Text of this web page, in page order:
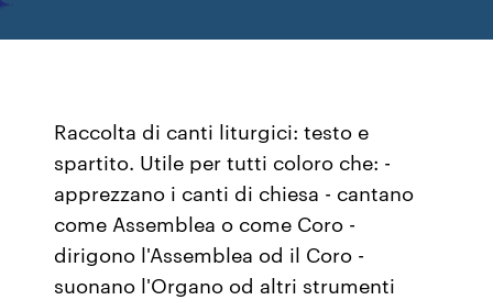
Raccolta di canti liturgici: testo e
spartito. Utile per tutti coloro che: -
apprezzano i canti di chiesa - cantano
come Assemblea o come Coro -
dirigono l'Assemblea od il Coro -
suonano l'Organo od altri strumenti